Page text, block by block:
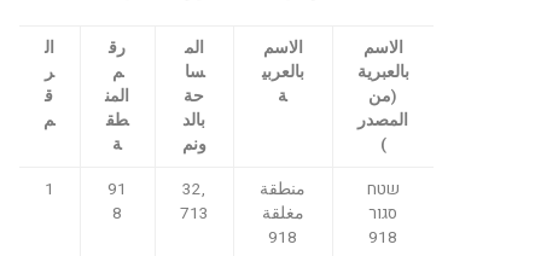
الاسم
بالعبرية
(من
المصدر
)
الاسم
بالعربي
ة
الم
سا
حة
بالد
ونم
رق
م
المن
طق
ة
ال
ر
ق
م
שטח
סגור
918
منطقة
مغلقة
918
32,
713
91
8
1